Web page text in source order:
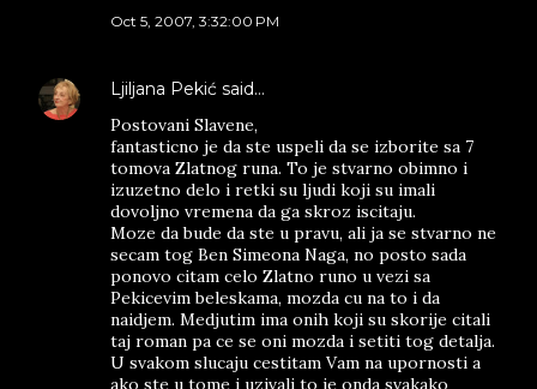
Oct 5, 2007, 3:32:00 PM
Ljiljana Pekić said…
Postovani Slavene,
fantasticno je da ste uspeli da se izborite sa 7
tomova Zlatnog runa. To je stvarno obimno i
izuzetno delo i retki su ljudi koji su imali
dovoljno vremena da ga skroz iscitaju.
Moze da bude da ste u pravu, ali ja se stvarno ne
secam tog Ben Simeona Naga, no posto sada
ponovo citam celo Zlatno runo u vezi sa
Pekicevim beleskama, mozda cu na to i da
naidjem. Medjutim ima onih koji su skorije citali
taj roman pa ce se oni mozda i setiti tog detalja.
U svakom slucaju cestitam Vam na upornosti a
ako ste u tome i uzivali to je onda svakako